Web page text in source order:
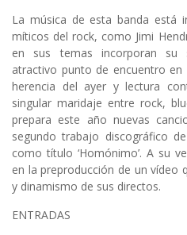
La música de esta banda está
míticos del rock, como Jimi
en sus temas incorporan su
atractivo punto de encuentro
herencia del ayer y lectura
singular maridaje entre rock,
prepara este año nuevas
segundo trabajo discográfico
como título ‘Homónimo’. A su
en la preproducción de un vídeo
y dinamismo de sus directos.
ENTRADAS